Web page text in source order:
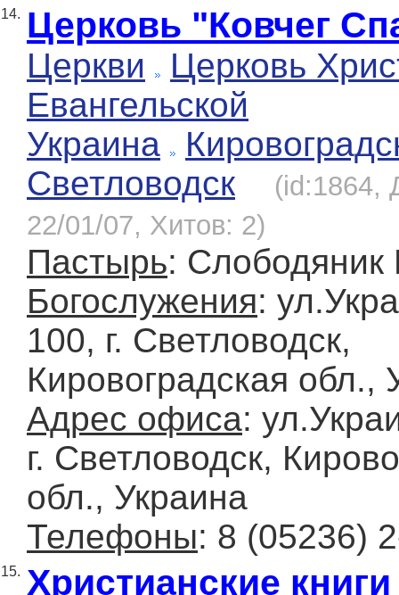
14. Церковь "Ковчег
Церкви
Церковь
Евангельской
Украина
Светловодск
(id:1864,
22/01/07, Хитов: 2)
Пастырь:
Богослужения:
100, г. Светловодск,
Кировоградская обл.,
Адрес офиса:
г. Светловодск,
обл., Украина
Телефоны: 8 (05236)
15. Христианские